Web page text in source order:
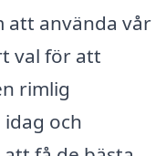
att använda vår
val för att
rimlig
och